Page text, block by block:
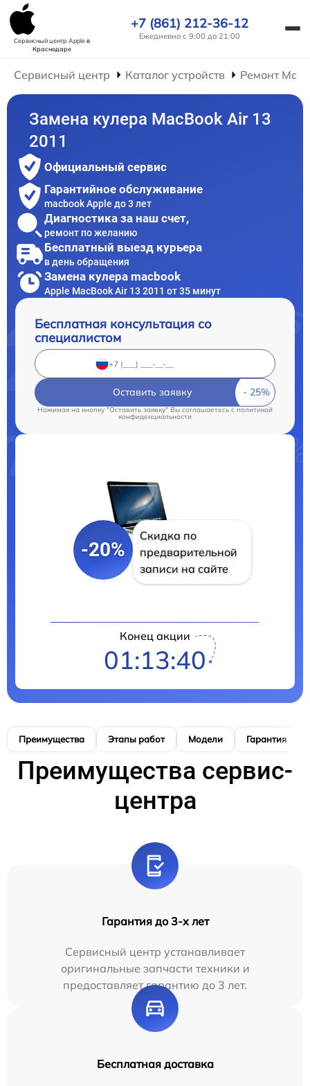
Сервисный центр Appleв
Краснодаре
+7 (861) 212-36-12
Ежедневно с 9:00 до 21:00
Сервисный центр Каталог устройств Ремонт
Замена кулера MacBook Air 13
2011
Официальный сервис
Гарантийное обслуживание
macbook Apple до 3 лет
Диагностика за наш счет,
ремонт по желанию
Бесплатный выезд курьера
в день обращения
Замена кулера macbook
Apple MacBook Air 13 2011 от 35 минут
Бесплатная консультация со
специалистом
Оставить заявку
Нажимая на кнопку "Оставить заявку" Вы соглашаетесь cполитикой
конфиденциальности
-20%
Скидка по
предварительной
записи на сайте
Конец акции
01:13:39
Преимущества Этапы работ Модели Гарантия
Преимущества сервис-
центра
Гарантия до 3-х лет
Сервисный центр устанавливает
оригинальные запчасти техники и
предоставляет гарантию до 3 лет.
Бесплатная доставка